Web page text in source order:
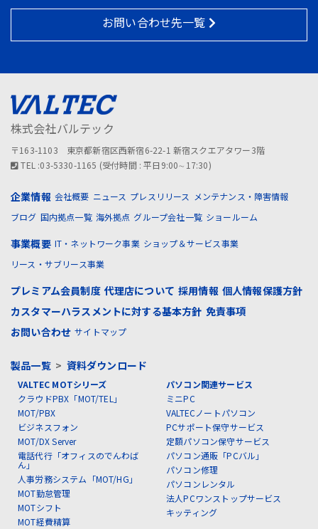
お問い合わせ先一覧
株式会社バルテック
〒163-1103 東京都新宿区西新宿6-22-1 新宿スクエアタワー3階
TEL :03-5330-1165 (受付時間 : 平日9:00∼17:30)
企業情報 会社概要 ニュース プレスリリース
メンテナンス・障害情報
ブログ 国内拠点一覧 海外拠点 グループ会社一覧 ショールーム
事業概要 IT・ネットワーク事業 ショップ＆サービス事業
リース・サブリース事業
プレミアム会員制度 代理店について 採用情報 個人情報保護方針
カスタマーハラスメントに対する基本方針 免責事項
お問い合わせ サイトマップ
製品一覧> 資料ダウンロード
VALTEC MOTシリーズ
クラウドPBX「MOT/TEL」
MOT/PBX
ビジネスフォン
MOT/DX Server
電話代行「オフィスのでんわば
ん」
人事労務システム「MOT/HG」
MOT勤怠管理
MOTシフト
MOT経費精算
パソコン関連サービス
ミニPC
VALTECノートパソコン
PCサポート保守サービス
定額パソコン保守サービス
パソコン通販「PCバル」
パソコン修理
パソコンレンタル
法人PCワンストップサービス
キッティング